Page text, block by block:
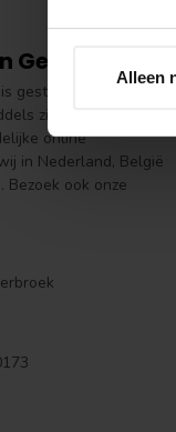
Alleen
gestart in 1979 als
zijn wij
online
in Nederland, België
Bezoek ook onze